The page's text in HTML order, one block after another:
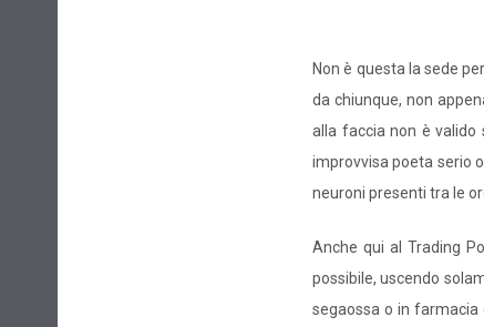
Non è questa la sede
da chiunque, non
alla faccia non è valido
improvvisa poeta serio
neuroni presenti tra le
Anche qui al Trading
possibile, uscendo
segaossa o in